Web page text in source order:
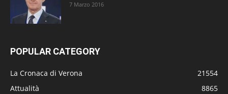
7 Marzo 2016
POPULAR CATEGORY
La Cronaca di Verona
21554
Attualità
8865